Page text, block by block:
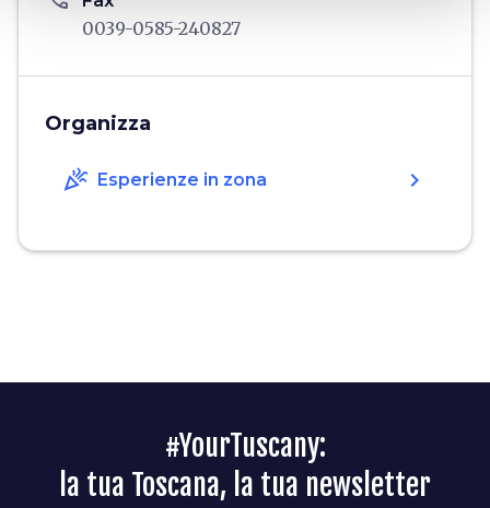
0039-0585-240827
Organizza
celebration Esperienze in zona chevron_right
#YourTuscany:
la tua Toscana, la tua newsletter